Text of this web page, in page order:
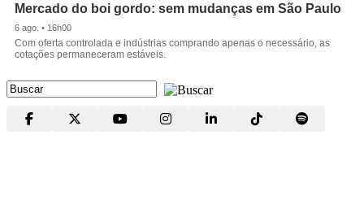
Mercado do boi gordo: sem mudanças em São Paulo
6 ago. • 16h00
Com oferta controlada e indústrias comprando apenas o necessário, as
cotações permaneceram estáveis.